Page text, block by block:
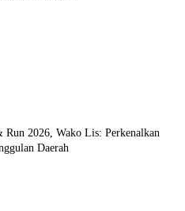
Run 2026, Wako Lis: Perkenalkan
Daerah